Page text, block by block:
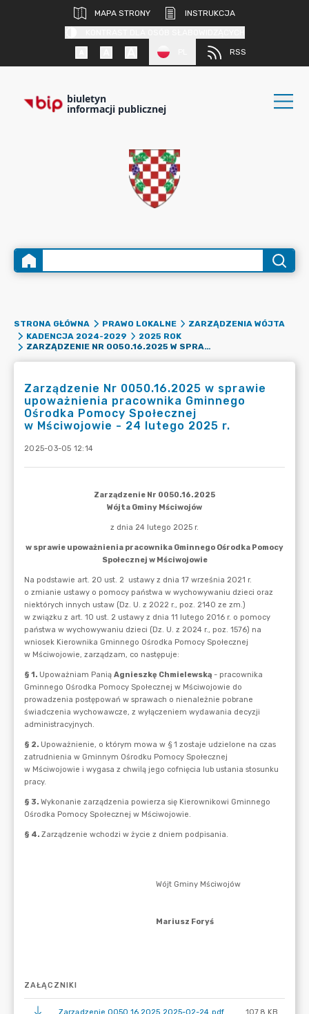
MAPA STRONY
INSTRUKCJA
RSS
biuletyn
informacji publicznej
STRONA GŁÓWNA PRAWO LOKALNE
ZARZĄDZENIA WÓJTA
KADENCJA 2024-2029
2025 ROK
ZARZĄDZENIE NR 0050.16.2025 W SPRAWIE UPOWAŻNIENIA PRACOWNIKA GMINNEGO OŚRODKA POMOCY SPOŁECZNEJ W MŚCIWOJOWIE - 24 LUTEGO 2025 R.
Zarządzenie Nr 0050.16.2025 w sprawie
upoważnienia pracownika Gminnego
Ośrodka Pomocy Społecznej
w Mściwojowie - 24 lutego 2025 r.
2025-03-05 12:14
ZAŁĄCZNIKI